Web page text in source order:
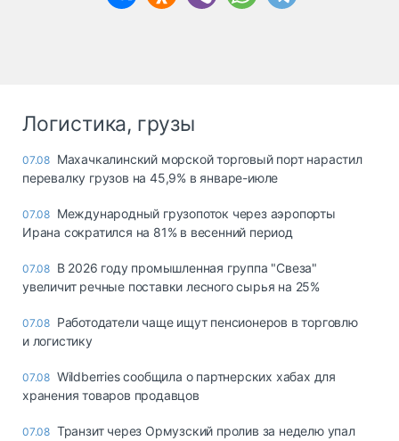
Логистика, грузы
07.08 Махачкалинский морской торговый порт нарастил
перевалку грузов на 45,9% в январе-июле
07.08 Международный грузопоток через аэропорты
Ирана сократился на 81% в весенний период
07.08 В 2026 году промышленная группа "Свеза"
увеличит речные поставки лесного сырья на 25%
07.08 Работодатели чаще ищут пенсионеров в торговлю
и логистику
07.08 Wildberries сообщила о партнерских хабах для
хранения товаров продавцов
07.08 Транзит через Ормузский пролив за неделю упал